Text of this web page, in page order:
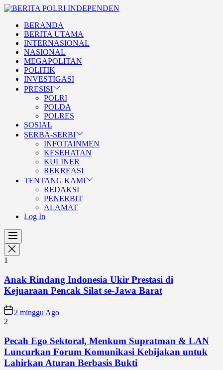
Skip
content
BERITA POLRI
INDEPENDEN
BERANDA
BERITA UTAMA
INTERNASIONAL
NASIONAL
MEGAPOLITAN
POLITIK
INVESTIGASI
PRESISI
POLRI
POLDA
POLRES
SOSIAL
SERBA-SERBI
INFOTAINMEN
KESEHATAN
KULINER
REKREASI
TENTANG KAMI
REDAKSI
PENERBIT
ALAMAT
Log In
1
Anak Rindang Indonesia Ukir Prestasi di
Kejuaraan Pencak Silat se-Jawa Barat
2 minggu Ago
2
Pecah Ego Sektoral, Menkum Supratman & LAN
Luncurkan Forum Komunikasi Kebijakan untuk
Lahirkan Aturan Berbasis Bukti